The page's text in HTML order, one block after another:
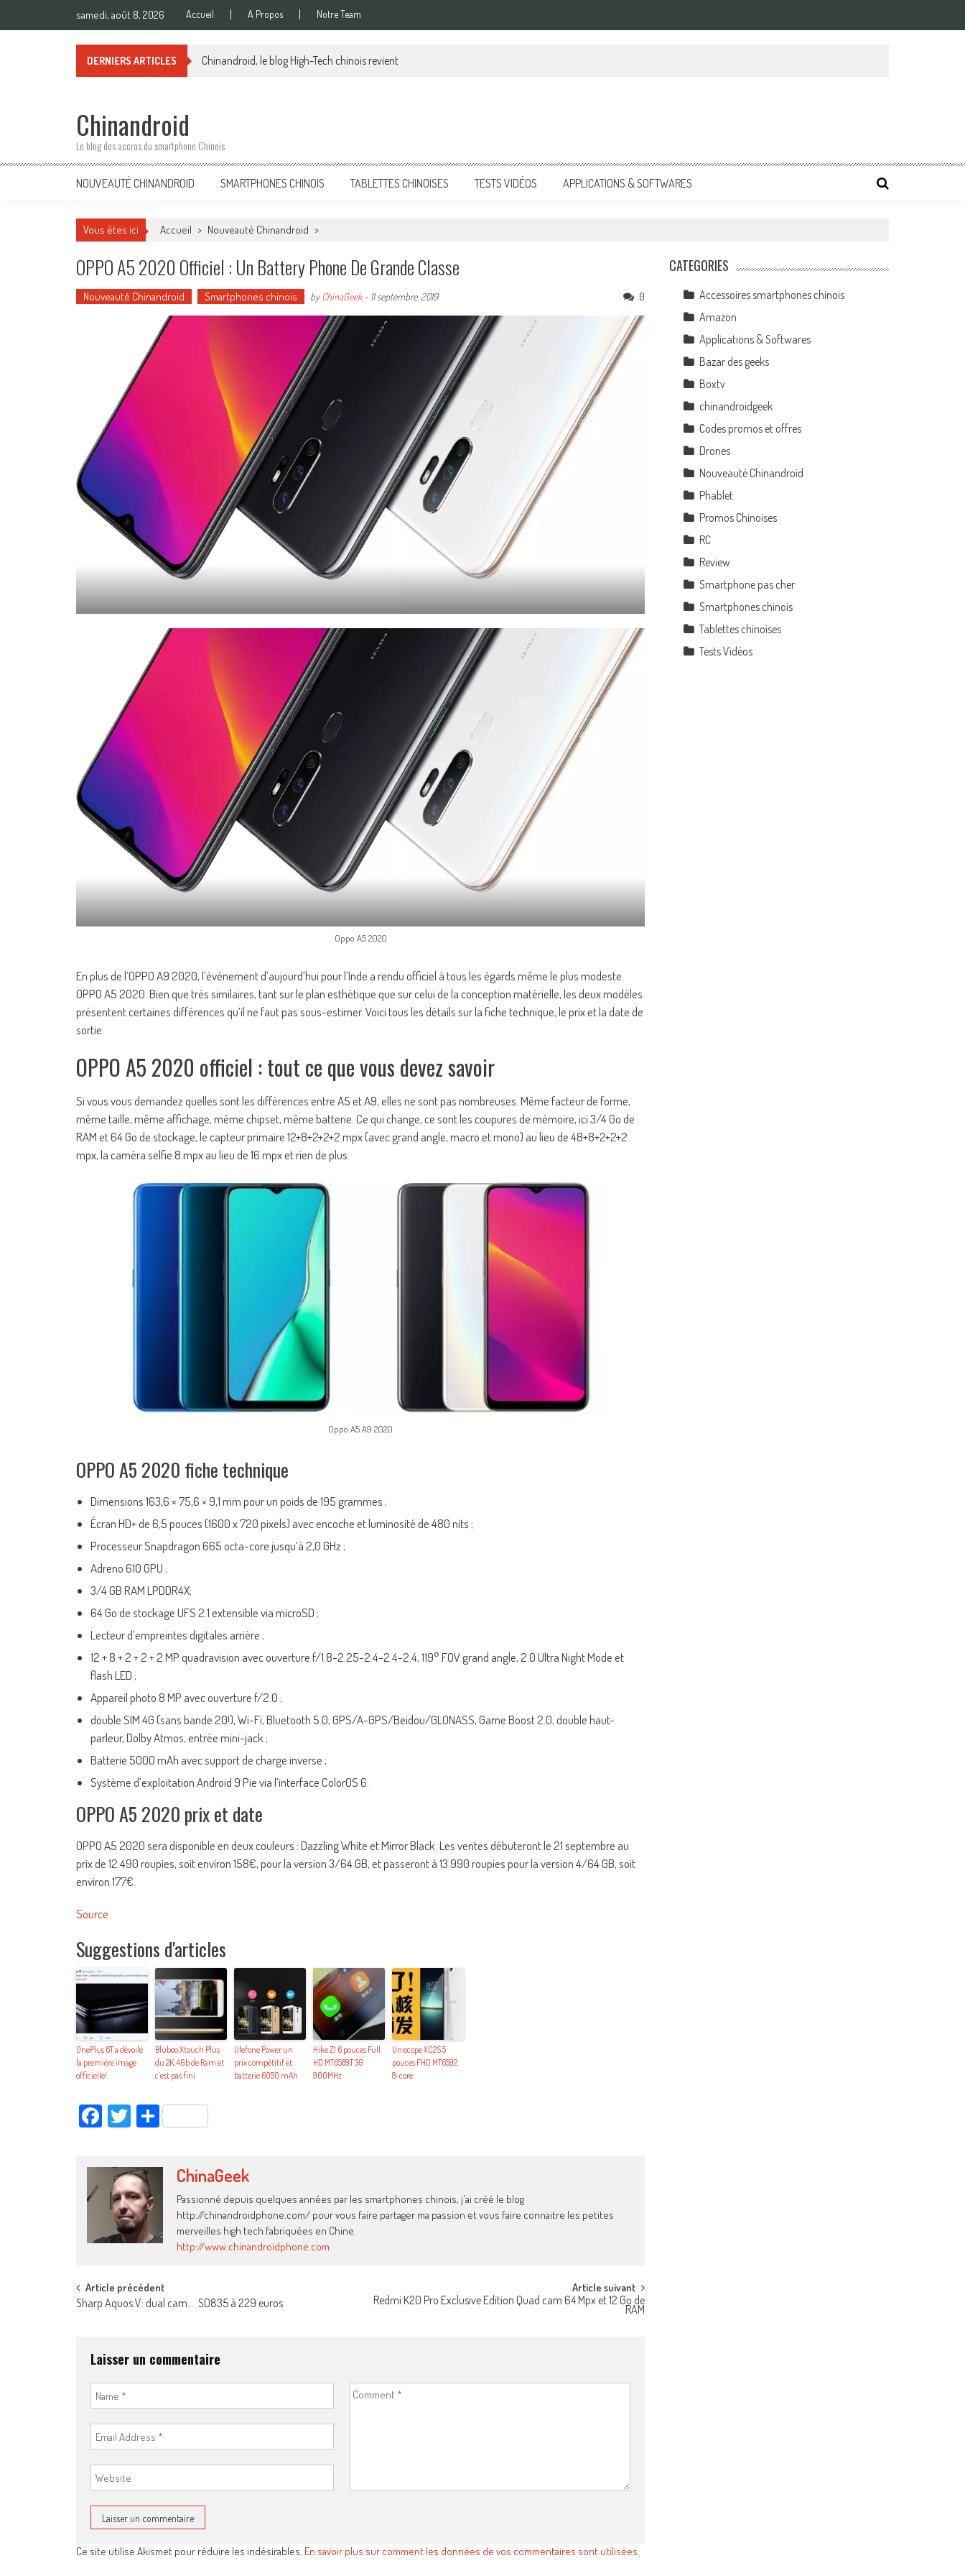
samedi, août 8, 2026 Accueil A Propos Notre Team
DERNIERS ARTICLES Chinandroid, le blog High-Tech chinois revient
Chinandroid
Le blog des accros du smartphone Chinois
NOUVEAUTÉ CHINANDROID SMARTPHONES CHINOIS TABLETTES CHINOISES TESTS VIDÉOS APPLICATIONS & SOFTWARES
Vous êtes ici Accueil > Nouveauté Chinandroid >
OPPO A5 2020 Officiel : Un Battery Phone De Grande Classe
Nouveauté Chinandroid Smartphones chinois byChinaGeek- 11 septembre, 2019 0
Oppo A5 2020
En plus de l’OPPO A9 2020, l’événement d’aujourd’hui pour l’Inde a rendu officiel à tous les égards même le plus modeste
OPPO A5 2020. Bien que très similaires, tant sur le plan esthétique que sur celui de la conception matérielle, les deux modèles
présentent certaines différences qu’il ne faut pas sous-estimer. Voici tous les détails sur la fiche technique, le prix et la date de
sortie.
OPPO A5 2020 officiel : tout ce que vous devez savoir
Si vous vous demandez quelles sont les différences entre A5 et A9, elles ne sont pas nombreuses. Même facteur de forme,
même taille, même affichage, même chipset, même batterie. Ce qui change, ce sont les coupures de mémoire, ici 3/4 Go de
RAM et 64 Go de stockage, le capteur primaire 12+8+2+2+2 mpx (avec grand angle, macro et mono) au lieu de 48+8+2+2+2
mpx, la caméra selfie 8 mpx au lieu de 16 mpx et rien de plus.
Oppo A5 A9 2020
OPPO A5 2020 fiche technique
Dimensions 163,6 × 75,6 × 9,1 mm pour un poids de 195 grammes ;
Écran HD+ de 6,5 pouces (1600 x 720 pixels) avec encoche et luminosité de 480 nits ;
Processeur Snapdragon 665 octa-core jusqu’à 2,0 GHz ;
Adreno 610 GPU ;
3/4 GB RAM LPDDR4X;
64 Go de stockage UFS 2.1 extensible via microSD ;
Lecteur d’empreintes digitales arrière ;
12 + 8 + 2 + 2 + 2 MP quadravision avec ouverture f/1.8-2.25-2.4-2.4-2.4, 119° FOV grand angle, 2.0 Ultra Night Mode et
flash LED ;
Appareil photo 8 MP avec ouverture f/2.0 ;
double SIM 4G (sans bande 20!), Wi-Fi, Bluetooth 5.0, GPS/A-GPS/Beidou/GLONASS, Game Boost 2.0, double haut-
parleur, Dolby Atmos, entrée mini-jack ;
Batterie 5000 mAh avec support de charge inverse ;
Système d’exploitation Android 9 Pie via l’interface ColorOS 6.
OPPO A5 2020 prix et date
OPPO A5 2020 sera disponible en deux couleurs : Dazzling White et Mirror Black. Les ventes débuteront le 21 septembre au
prix de 12.490 roupies, soit environ 158€, pour la version 3/64 GB, et passeront à 13.990 roupies pour la version 4/64 GB, soit
environ 177€.
Source
Suggestions d'articles
OnePlus 6T a dévoilé
la première image
officielle!
Bluboo Xtouch Plus
du 2K, 4Gb de Ram et
c’est pas fini
Ulefone Power un
prix compétitif et
batterie 6050 mAh
Hike Z1 6 pouces Full
HD MT6589T 3G
900MHz
Uniscope XC2S 5
pouces FHD MT6592
8-core
Facebook
TwitterPartager
ChinaGeek
Passionné depuis quelques années par les smartphones chinois, j'ai créé le blog
http://chinandroidphone.com/ pour vous faire partager ma passion et vous faire connaitre les petites
merveilles high tech fabriquées en Chine.
http://www.chinandroidphone.com
Post
navigation
Article précédent
Sharp Aquos V: dual cam…. SD835 à 229 euros
Article suivant
Redmi K20 Pro Exclusive Edition Quad cam 64 Mpx et 12 Go de
RAM
Laisser un commentaire
Ce site utilise Akismet pour réduire les indésirables. En savoir plus sur comment les données de vos commentaires sont utilisées.
CATEGORIES
Accessoires smartphones chinois
Amazon
Applications & Softwares
Bazar des geeks
Boxtv
chinandroidgeek
Codes promos et offres
Drones
Nouveauté Chinandroid
Phablet
Promos Chinoises
RC
Review
Smartphone pas cher
Smartphones chinois
Tablettes chinoises
Tests Vidéos